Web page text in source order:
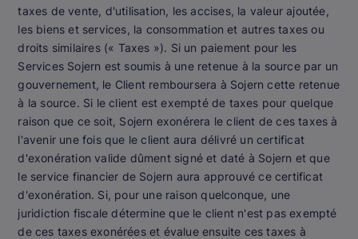
taxes de vente, d'utilisation, les accises, la valeur ajoutée,
les biens et services, la consommation et autres taxes ou
droits similaires (« Taxes »). Si un paiement pour les
Services Sojern est soumis à une retenue à la source par un
gouvernement, le Client remboursera à Sojern cette retenue
à la source. Si le client est exempté de taxes pour quelque
raison que ce soit, Sojern exonérera le client de ces taxes à
l'avenir une fois que le client aura délivré un certificat
d'exonération valide dûment signé et daté à Sojern et que
le service financier de Sojern aura approuvé ce certificat
d'exonération. Si, pour une raison quelconque, une
juridiction fiscale détermine que le client n'est pas exempté
de ces taxes exonérées et évalue ensuite ces taxes à